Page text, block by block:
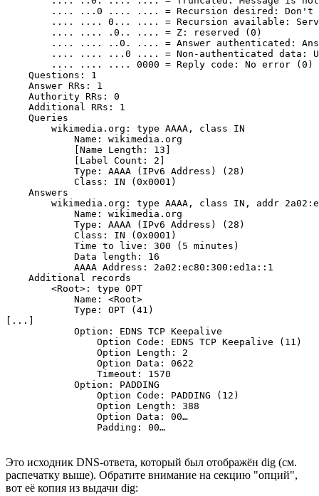
.... ...0 .... .... = Recursion desired: Don't
.... .... 0... .... = Recursion available:
        .... .... .0.. .... = Z: reserved (0)
.... .... ..0. .... = Answer authenticated:
.... .... ...0 .... = Non-authenticated data:
        .... .... .... 0000 = Reply code: No error (0)
    Questions: 1
    Answer RRs: 1
    Authority RRs: 0
    Additional RRs: 1
    Queries
        wikimedia.org: type AAAA, class IN
            Name: wikimedia.org
            [Name Length: 13]
            [Label Count: 2]
            Type: AAAA (IPv6 Address) (28)
            Class: IN (0x0001)
    Answers
wikimedia.org: type AAAA, class IN, addr
            Name: wikimedia.org
            Type: AAAA (IPv6 Address) (28)
            Class: IN (0x0001)
            Time to live: 300 (5 minutes)
            Data length: 16
            AAAA Address: 2a02:ec80:300:ed1a::1
    Additional records
        <Root>: type OPT
            Name: <Root>
            Type: OPT (41)
[...]
            Option: EDNS TCP Keepalive
                Option Code: EDNS TCP Keepalive (11)
                Option Length: 2
                Option Data: 0622
                Timeout: 1570
            Option: PADDING
                Option Code: PADDING (12)
                Option Length: 388
                Option Data: 00…
Это исходник DNS-ответа, который был отображён dig (см.
распечатку выше). Обратите внимание на секцию "опций",
вот её копия из выдачи dig: